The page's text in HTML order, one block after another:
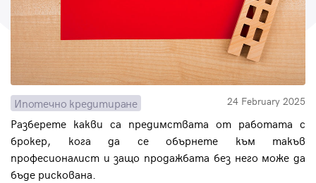
Ипотечно кредитиране 24 February 2025
Разберете какви са предимствата от работата с
брокер, кога да се обърнете към такъв
професионалист и защо продажбата без него може да
бъде рискована.
Парола
Вход с имейл
Забравена парола